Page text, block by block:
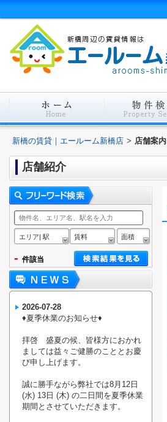
新橋の賃貸｜エールーム新橋店 > 店舗案内
店舗紹介
エリア| 駅 賃料 面積
- 件該当
2026-07-28
♦︎夏季休業のお知らせ♦︎
拝啓 盛夏の候、皆様方におかれ
ましては益々ご健勝のこととお慶
び申し上げます。
誠に勝手ながら弊社では8月12日
(水) 13日 (木) の二日間を夏季休業
期間とさせていただきます。